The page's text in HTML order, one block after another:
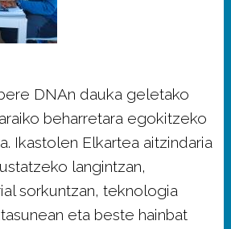
DNAn dauka geletako
beharretara egokitzeko
Ikastolen Elkartea aitzindaria
langintzan,
sorkuntzan, teknologia
eta beste hainbat